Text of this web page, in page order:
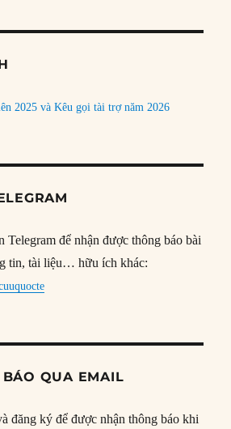
2025 và Kêu gọi tài trợ năm 2026
để nhận được thông báo bài
tin, tài liệu… hữu ích khác:
QUA EMAIL
đăng ký để được nhận thông báo khi